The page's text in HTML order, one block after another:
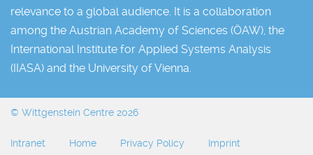
relevance to a global audience. It is a collaboration
among the Austrian Academy of Sciences (ÖAW), the
International Institute for Applied Systems Analysis
(IIASA) and the University of Vienna.
© Wittgenstein Centre 2026
Intranet Home Privacy Policy Imprint